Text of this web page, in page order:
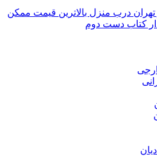
تهران درب منزل بالاترین قیمت ممکن
کتاب دست دوم